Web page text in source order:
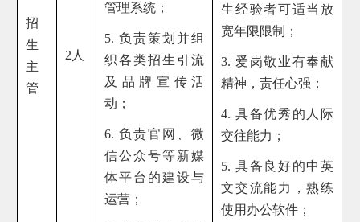
招
生
主
管
2人
管理系统；
5. 负责策划并组
织各类招生引流
及品牌宣传活
动；
6. 负责官网、微
信公众号等新媒
体平台的建设与
运营；
生经验者可适当放
宽年限限制；
3. 爱岗敬业有奉献
精神，责任心强；
4. 具备优秀的人际
交往能力；
5. 具备良好的中英
文交流能力，熟练
使用办公软件；